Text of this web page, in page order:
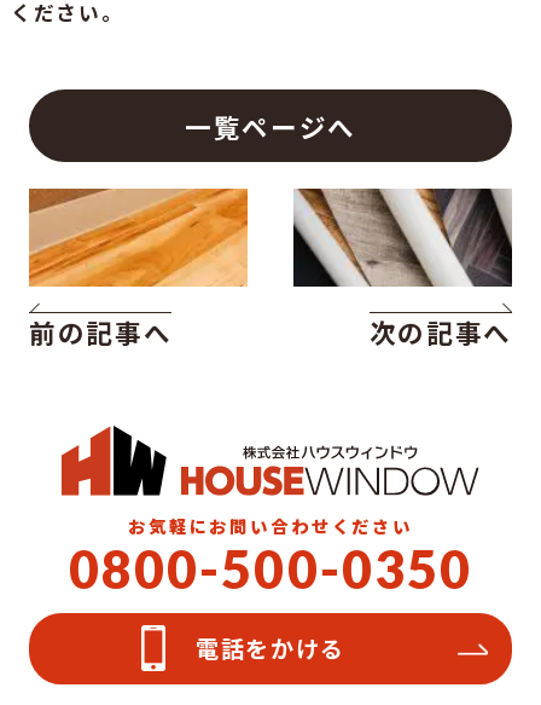
ください。
前の記事へ
一覧ページへ
次の記事へ
お気軽にお問い合わせください
0800-500-0350
電話をかける